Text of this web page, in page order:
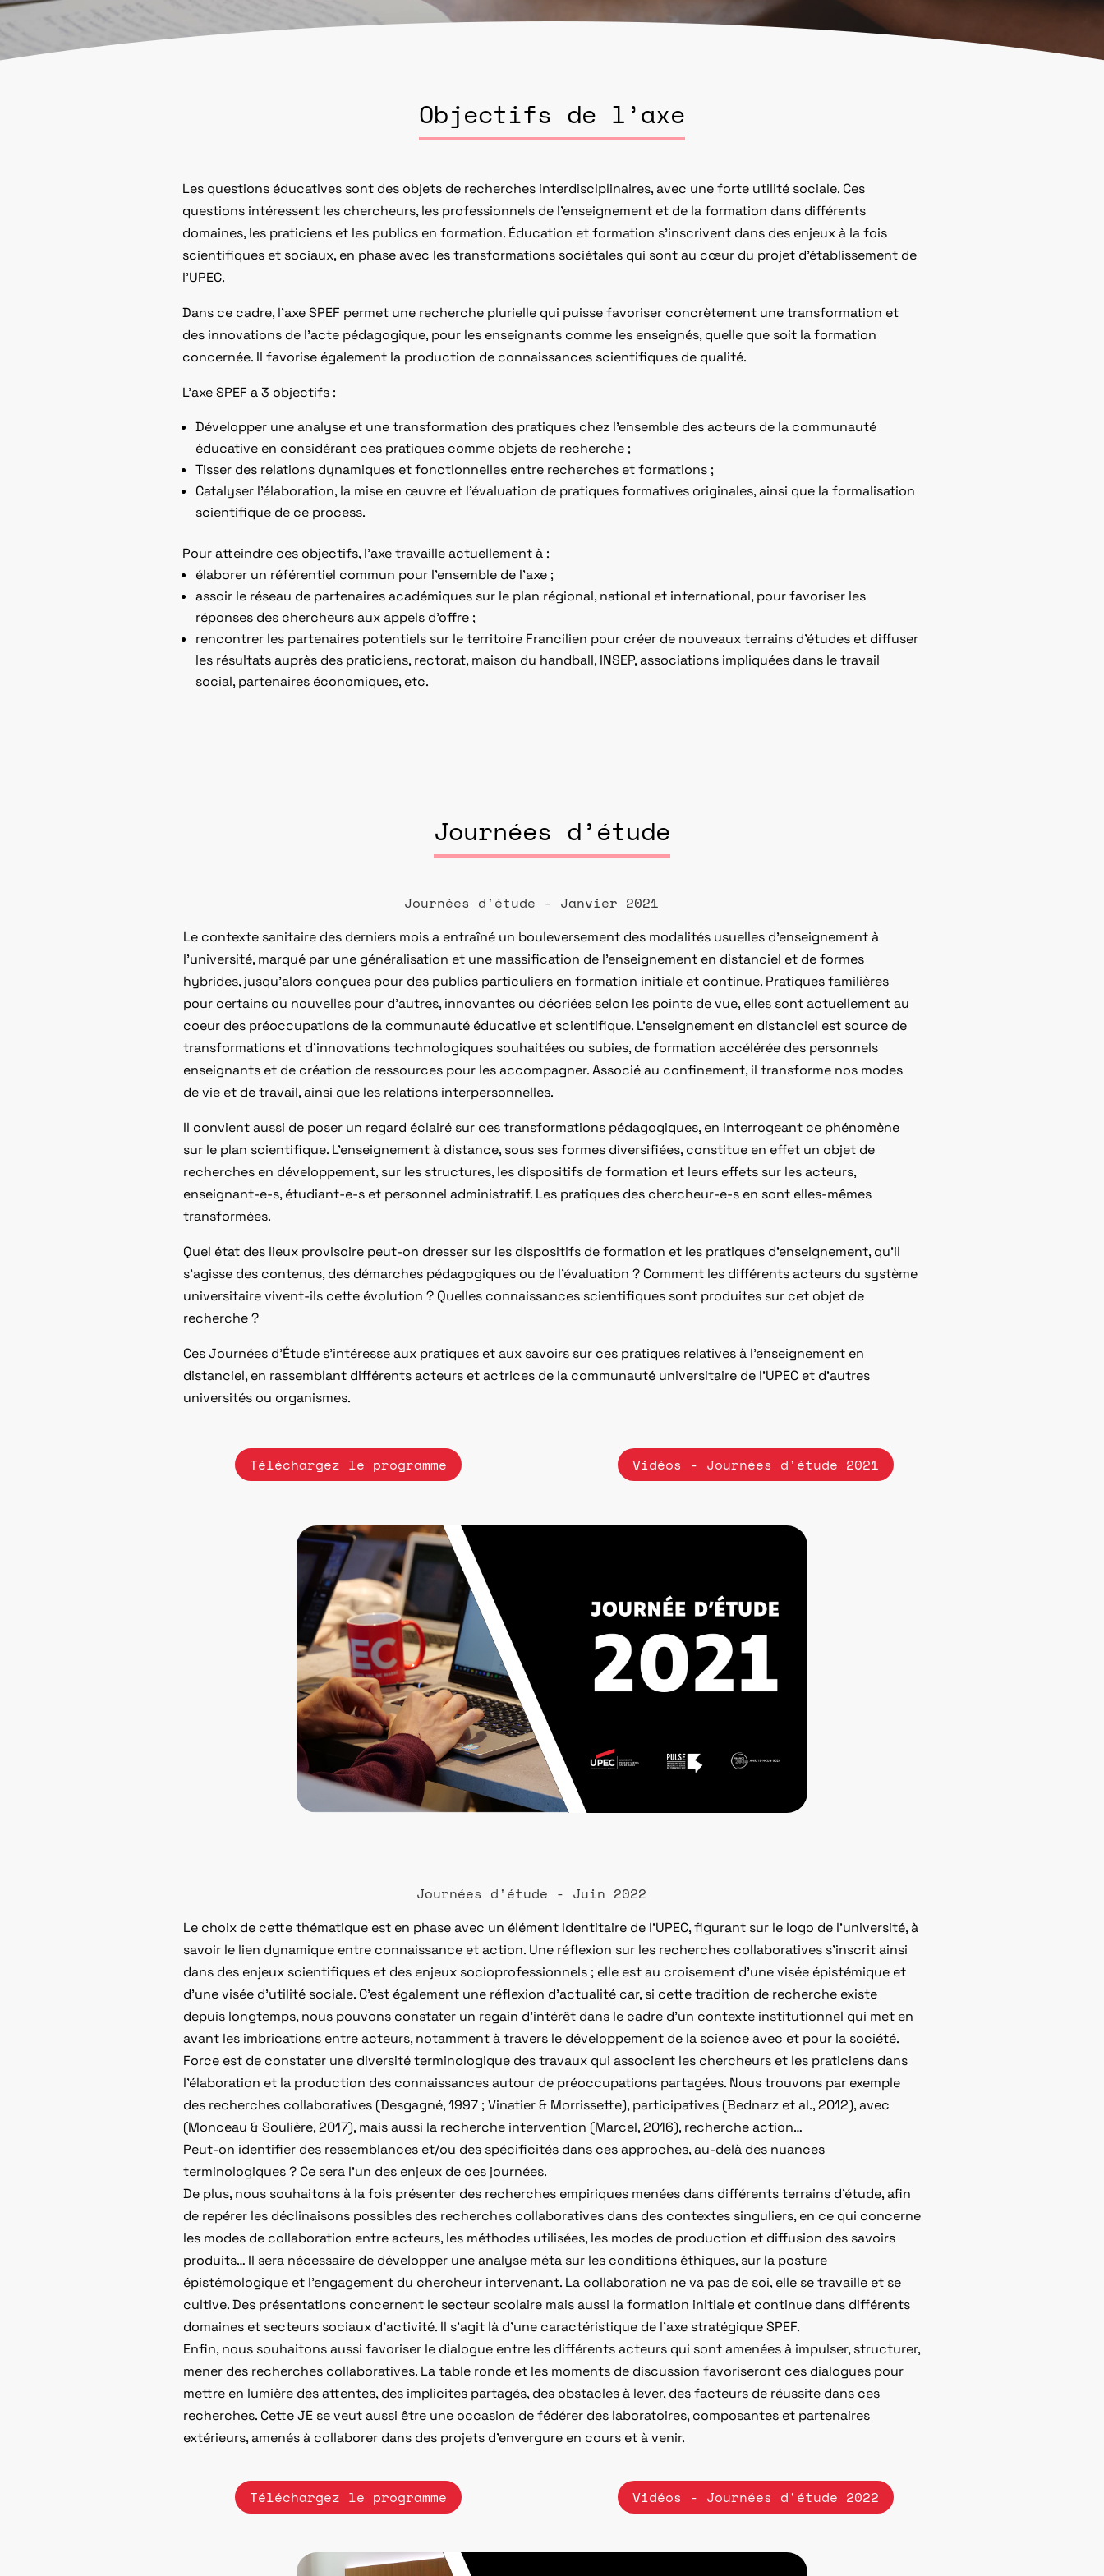
Objectifs de l’axe
Les questions éducatives sont des objets de recherches interdisciplinaires, avec une forte utilité sociale. Ces
questions intéressent les chercheurs, les professionnels de l’enseignement et de la formation dans différents
domaines, les praticiens et les publics en formation. Éducation et formation s’inscrivent dans des enjeux à la fois
scientifiques et sociaux, en phase avec les transformations sociétales qui sont au cœur du projet d’établissement de
l’UPEC.
Dans ce cadre, l’axe SPEF permet une recherche plurielle qui puisse favoriser concrètement une transformation et
des innovations de l’acte pédagogique, pour les enseignants comme les enseignés, quelle que soit la formation
concernée. Il favorise également la production de connaissances scientifiques de qualité.
L’axe SPEF a 3 objectifs :
Développer une analyse et une transformation des pratiques chez l’ensemble des acteurs de la communauté
éducative en considérant ces pratiques comme objets de recherche ;
Tisser des relations dynamiques et fonctionnelles entre recherches et formations ;
Catalyser l’élaboration, la mise en œuvre et l’évaluation de pratiques formatives originales, ainsi que la formalisation
scientifique de ce process.
Pour atteindre ces objectifs, l’axe travaille actuellement à :
élaborer un référentiel commun pour l’ensemble de l’axe ;
assoir le réseau de partenaires académiques sur le plan régional, national et international, pour favoriser les
réponses des chercheurs aux appels d’offre ;
rencontrer les partenaires potentiels sur le territoire Francilien pour créer de nouveaux terrains d’études et diffuser
les résultats auprès des praticiens, rectorat, maison du handball, INSEP, associations impliquées dans le travail
social, partenaires économiques, etc.
Journées d’étude
Journées d'étude - Janvier 2021
Le contexte sanitaire des derniers mois a entraîné un bouleversement des modalités usuelles d’enseignement à
l’université, marqué par une généralisation et une massification de l’enseignement en distanciel et de formes
hybrides, jusqu’alors conçues pour des publics particuliers en formation initiale et continue. Pratiques familières
pour certains ou nouvelles pour d’autres, innovantes ou décriées selon les points de vue, elles sont actuellement au
coeur des préoccupations de la communauté éducative et scientifique. L’enseignement en distanciel est source de
transformations et d’innovations technologiques souhaitées ou subies, de formation accélérée des personnels
enseignants et de création de ressources pour les accompagner. Associé au confinement, il transforme nos modes
de vie et de travail, ainsi que les relations interpersonnelles.
Il convient aussi de poser un regard éclairé sur ces transformations pédagogiques, en interrogeant ce phénomène
sur le plan scientifique. L’enseignement à distance, sous ses formes diversifiées, constitue en effet un objet de
recherches en développement, sur les structures, les dispositifs de formation et leurs effets sur les acteurs,
enseignant-e-s, étudiant-e-s et personnel administratif. Les pratiques des chercheur-e-s en sont elles-mêmes
transformées.
Quel état des lieux provisoire peut-on dresser sur les dispositifs de formation et les pratiques d’enseignement, qu’il
s’agisse des contenus, des démarches pédagogiques ou de l’évaluation ? Comment les différents acteurs du système
universitaire vivent-ils cette évolution ? Quelles connaissances scientifiques sont produites sur cet objet de
recherche ?
Ces Journées d’Étude s’intéresse aux pratiques et aux savoirs sur ces pratiques relatives à l’enseignement en
distanciel, en rassemblant différents acteurs et actrices de la communauté universitaire de l’UPEC et d’autres
universités ou organismes.
Téléchargez le programme Vidéos - Journées d'étude 2021
Journées d'étude - Juin 2022
Le choix de cette thématique est en phase avec un élément identitaire de l’UPEC, figurant sur le logo de l’université, à
savoir le lien dynamique entre connaissance et action. Une réflexion sur les recherches collaboratives s’inscrit ainsi
dans des enjeux scientifiques et des enjeux socioprofessionnels ; elle est au croisement d’une visée épistémique et
d’une visée d’utilité sociale. C’est également une réflexion d’actualité car, si cette tradition de recherche existe
depuis longtemps, nous pouvons constater un regain d’intérêt dans le cadre d’un contexte institutionnel qui met en
avant les imbrications entre acteurs, notamment à travers le développement de la science avec et pour la société.
Force est de constater une diversité terminologique des travaux qui associent les chercheurs et les praticiens dans
l’élaboration et la production des connaissances autour de préoccupations partagées. Nous trouvons par exemple
des recherches collaboratives (Desgagné, 1997 ; Vinatier & Morrissette), participatives (Bednarz et al., 2012), avec
(Monceau & Soulière, 2017), mais aussi la recherche intervention (Marcel, 2016), recherche action…
Peut-on identifier des ressemblances et/ou des spécificités dans ces approches, au-delà des nuances
terminologiques ? Ce sera l’un des enjeux de ces journées.
De plus, nous souhaitons à la fois présenter des recherches empiriques menées dans différents terrains d’étude, afin
de repérer les déclinaisons possibles des recherches collaboratives dans des contextes singuliers, en ce qui concerne
les modes de collaboration entre acteurs, les méthodes utilisées, les modes de production et diffusion des savoirs
produits… Il sera nécessaire de développer une analyse méta sur les conditions éthiques, sur la posture
épistémologique et l’engagement du chercheur intervenant. La collaboration ne va pas de soi, elle se travaille et se
cultive. Des présentations concernent le secteur scolaire mais aussi la formation initiale et continue dans différents
domaines et secteurs sociaux d’activité. Il s’agit là d’une caractéristique de l’axe stratégique SPEF.
Enfin, nous souhaitons aussi favoriser le dialogue entre les différents acteurs qui sont amenées à impulser, structurer,
mener des recherches collaboratives. La table ronde et les moments de discussion favoriseront ces dialogues pour
mettre en lumière des attentes, des implicites partagés, des obstacles à lever, des facteurs de réussite dans ces
recherches. Cette JE se veut aussi être une occasion de fédérer des laboratoires, composantes et partenaires
extérieurs, amenés à collaborer dans des projets d’envergure en cours et à venir.
Téléchargez le programme Vidéos - Journées d'étude 2022